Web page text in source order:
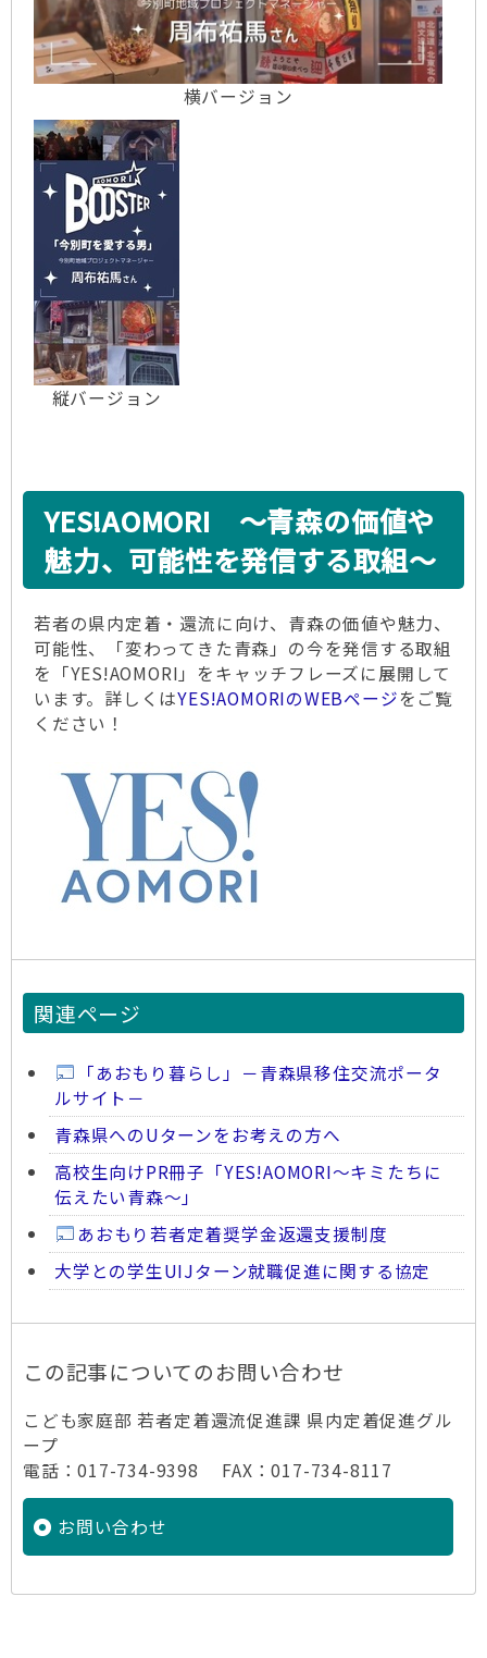
横バージョン
縦バージョン
YES!AOMORI ～青森の価値や
魅力、可能性を発信する取組～
若者の県内定着・還流に向け、青森の価値や魅力、
可能性、「変わってきた青森」の今を発信する取組
を「YES!AOMORI」をキャッチフレーズに展開して
います。詳しくはYES!AOMORIのWEBページをご覧
ください！
関連ページ
「あおもり暮らし」－青森県移住交流ポータ
ルサイト－
青森県へのUターンをお考えの方へ
高校生向けPR冊子「YES!AOMORI～キミたちに
伝えたい青森～」
あおもり若者定着奨学金返還支援制度
大学との学生UIJターン就職促進に関する協定
この記事についてのお問い合わせ
こども家庭部 若者定着還流促進課 県内定着促進グル
ープ
電話：017-734-9398 FAX：017-734-8117
お問い合わせ